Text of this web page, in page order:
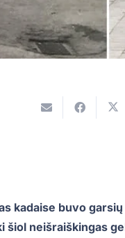
kadaise buvo
šiol neišraiškingas